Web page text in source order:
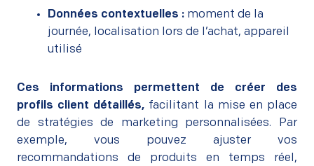
Données contextuelles : moment de la
journée, localisation lors de l’achat, appareil
utilisé
Ces informations permettent de créer des
profils client détaillés, facilitant la mise en place
de stratégies de marketing personnalisées. Par
exemple, vous pouvez ajuster vos
recommandations de produits en temps réel,